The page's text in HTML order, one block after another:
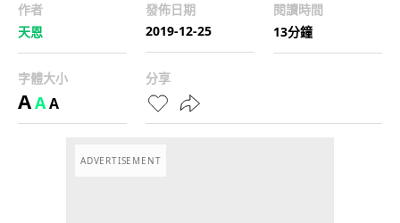
作者
天恩
發佈日期
2019-12-25
閱讀時間
13分鐘
字體大小
AAA
分享
ADVERTISEMENT